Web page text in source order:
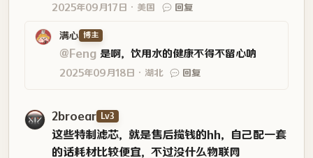
2025年09月17日 美国 回复
满心 博主
@Feng 是啊，饮用水的健康不得不留心呐
2025年09月18日 湖北 回复
2broear Lv3
这些特制滤芯，就是售后揽钱的hh，自己配一套
的话耗材比较便宜，不过没什么物联网